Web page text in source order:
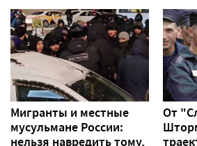
Мигранты и местные
мусульмане России:
нельзя навредить тому,
От